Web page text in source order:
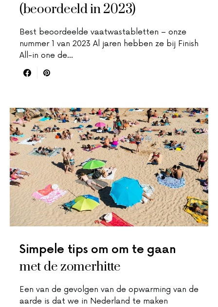
(beoordeeld in 2023)
Best beoordeelde vaatwastabletten – onze
nummer 1 van 2023 Al jaren hebben ze bij Finish
All-in one de…
Simpele tips om om te gaan
met de zomerhitte
Een van de gevolgen van de opwarming van de
aarde is dat we in Nederland te maken